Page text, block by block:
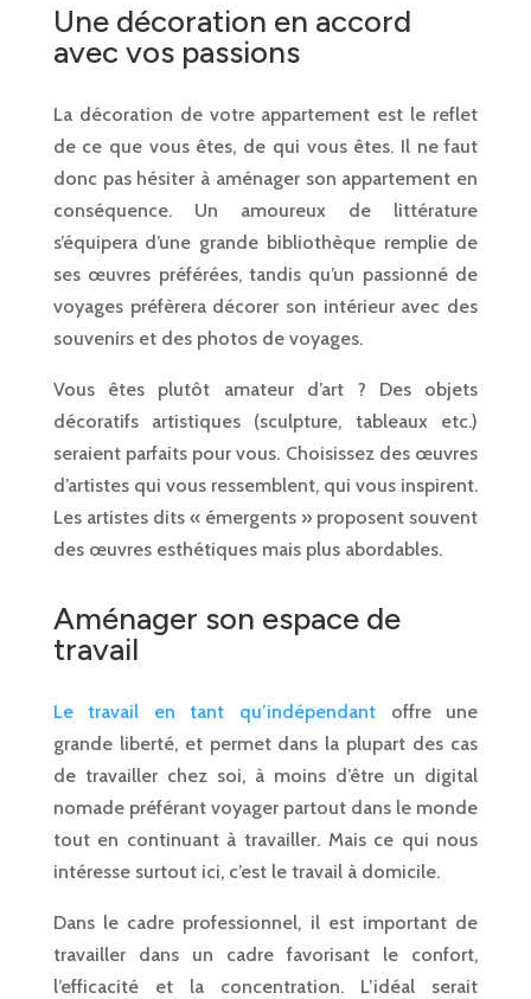
Une décoration en accord
avec vos passions
La décoration de votre appartement est le reflet
de ce que vous êtes, de qui vous êtes. Il ne faut
donc pas hésiter à aménager son appartement en
conséquence. Un amoureux de littérature
s’équipera d’une grande bibliothèque remplie de
ses œuvres préférées, tandis qu’un passionné de
voyages préfèrera décorer son intérieur avec des
souvenirs et des photos de voyages.
Vous êtes plutôt amateur d’art ? Des objets
décoratifs artistiques (sculpture, tableaux etc.)
seraient parfaits pour vous. Choisissez des œuvres
d’artistes qui vous ressemblent, qui vous inspirent.
Les artistes dits « émergents » proposent souvent
des œuvres esthétiques mais plus abordables.
Aménager son espace de
travail
Le travail en tant qu’indépendant offre une
grande liberté, et permet dans la plupart des cas
de travailler chez soi, à moins d’être un digital
nomade préférant voyager partout dans le monde
tout en continuant à travailler. Mais ce qui nous
intéresse surtout ici, c’est le travail à domicile.
Dans le cadre professionnel, il est important de
travailler dans un cadre favorisant le confort,
l’efficacité et la concentration. L’idéal serait